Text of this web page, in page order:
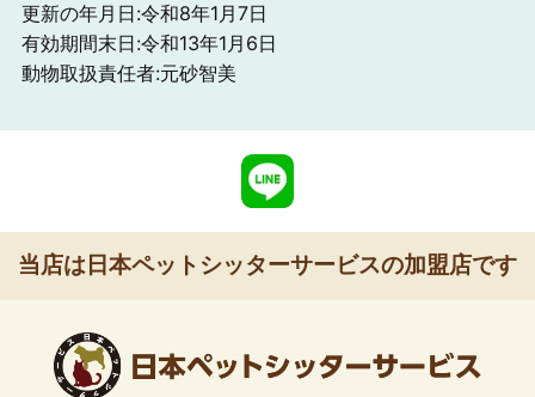
更新の年月日:令和8年1月7日
有効期間末日:令和13年1月6日
動物取扱責任者:元砂智美
当店は日本ペットシッターサービスの加盟店です